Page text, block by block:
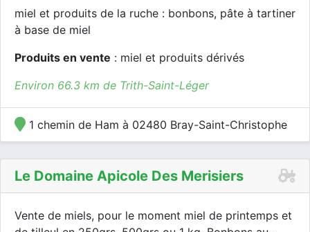
miel et produits de la ruche : bonbons, pâte à tartiner
à base de miel
Produits en vente : miel et produits dérivés
Environ 66.3 km de Trith-Saint-Léger
1 chemin de Ham à 02480 Bray-Saint-Christophe
Le Domaine Apicole Des Merisiers
Vente de miels, pour le moment miel de printemps et